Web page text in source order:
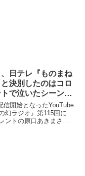
日テレ『ものまね
決別したのはコロ
で泣いたシーンを
面に差し込まれた
の意味も変わって
信開始となったYouTube
幻ラジオ』第115回に
ントの原口あきまさ